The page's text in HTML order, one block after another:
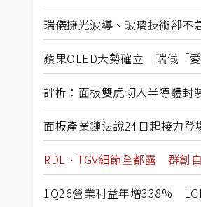
瑞儀擁光波導、玻璃技術卻
蘋果OLED大勢確立 瑞儀「
評析：面板雙虎切入半導體
面板產業鏈法說24日起接力
RDL、TGV細節全都露 群創
1Q26營業利益年增338%